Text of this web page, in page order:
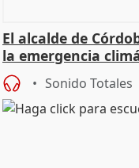
El alcalde de
la emergencia
Sonido Totales